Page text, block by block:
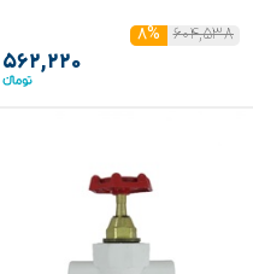
۶۰۴,۵۳۸ ۸%
۵۶۲,۲۲۰